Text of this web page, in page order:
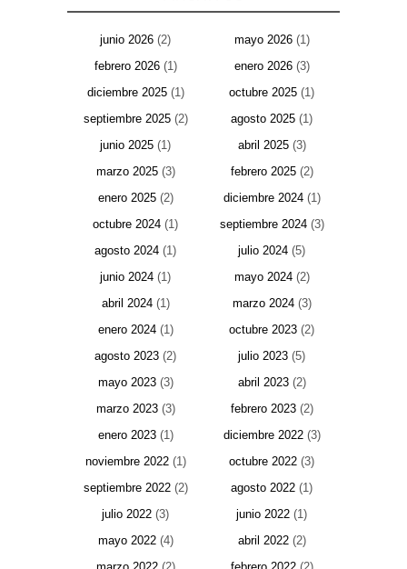
junio 2026 (2) mayo 2026(1)
febrero 2026(1) enero 2026(3)
diciembre 2025(1) octubre 2025 (1)
septiembre 2025(2) agosto 2025 (1)
junio 2025 (1) abril 2025(3)
marzo 2025(3) febrero 2025(2)
enero 2025(2) diciembre 2024(1)
octubre 2024 (1) septiembre 2024(3)
agosto 2024 (1) julio 2024 (5)
junio 2024 (1) mayo 2024(2)
abril 2024(1) marzo 2024(3)
enero 2024(1) octubre 2023 (2)
agosto 2023 (2) julio 2023 (5)
mayo 2023(3) abril 2023(2)
marzo 2023(3) febrero 2023(2)
enero 2023(1) diciembre 2022(3)
noviembre 2022(1) octubre 2022 (3)
septiembre 2022(2) agosto 2022 (1)
julio 2022 (3) junio 2022 (1)
mayo 2022(4) abril 2022(2)